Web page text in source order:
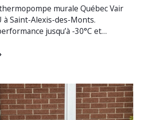
murale Québec Vair
à Saint-Alexis-des-Monts.
jusqu’à -30°C et